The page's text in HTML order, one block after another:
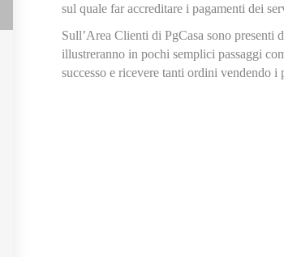
sul quale far accreditare i pagamenti dei
Sull’Area Clienti di PgCasa sono presenti
illustreranno in pochi semplici passaggi
successo e ricevere tanti ordini vendendo